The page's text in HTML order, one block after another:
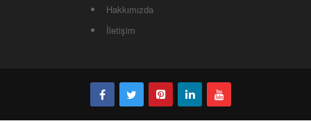
Hakkımızda
İletişim